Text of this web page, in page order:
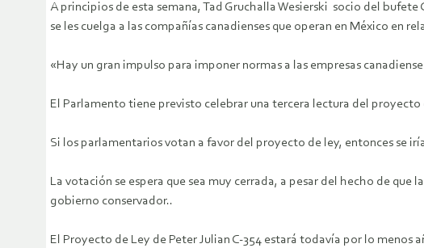
A principios de esta semana, Tad Gruchalla Wesierski socio del
se les cuelga a las compañías canadienses que operan en México en
«Hay un gran impulso para imponer normas a las empresas
El Parlamento tiene previsto celebrar una tercera lectura del
Si los parlamentarios votan a favor del proyecto de ley, entonces se
La votación se espera que sea muy cerrada, a pesar del hecho de
gobierno conservador..
El Proyecto de Ley de Peter Julian C-354 estará todavía por lo menos